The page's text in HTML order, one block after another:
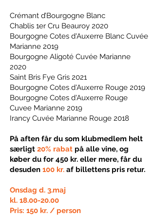
Crémant d’Bourgogne Blanc
Chablis 1er Cru Beauroy 2020
Bourgogne Cotes d'Auxerre Blanc Cuvée
Marianne 2019
Bourgogne Aligoté Cuvée Marianne
2020
Saint Bris Fye Gris 2021
Bourgogne Cotes d'Auxerre Rouge 2019
Bourgogne Cotes d'Auxerre Rouge
Cuvee Marianne 2019
Irancy Cuvée Marianne Rouge 2018
På aften får du som klubmedlem helt
særligt 20% rabat på alle vine, og
køber du for 450 kr. eller mere, får du
desuden 100 kr. af billettens pris retur.
Onsdag d. 3.maj
kl. 18.00-20.00
Pris: 150 kr. / person